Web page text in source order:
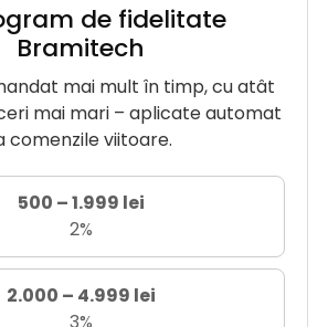
de fidelitate
Bramitech
mai mult în timp, cu atât
mai mari – aplicate automat
comenzile viitoare.
500 – 1.999 lei
2%
2.000 – 4.999 lei
3%